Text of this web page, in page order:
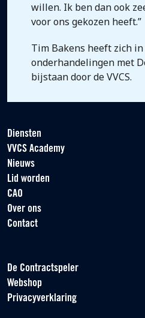
willen. Ik ben dan ook
voor ons gekozen heeft.”
Tim Bakens heeft zich in
onderhandelingen met
bijstaan door de VVCS.
Diensten
VVCS Academy
Nieuws
Lid worden
CAO
Over ons
Contact
De Contractspeler
Webshop
Privacyverklaring